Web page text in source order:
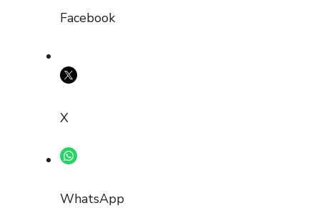
Facebook
X
WhatsApp